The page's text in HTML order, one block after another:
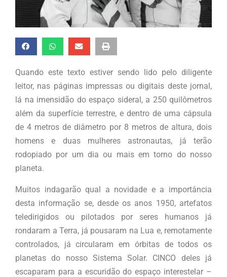
Quando este texto estiver sendo lido pelo diligente
leitor, nas páginas impressas ou digitais deste jornal,
lá na imensidão do espaço sideral, a 250 quilômetros
além da superfície terrestre, e dentro de uma cápsula
de 4 metros de diâmetro por 8 metros de altura, dois
homens e duas mulheres astronautas, já terão
rodopiado por um dia ou mais em torno do nosso
planeta.
Muitos indagarão qual a novidade e a importância
desta informação se, desde os anos 1950, artefatos
teledirigidos ou pilotados por seres humanos já
rondaram a Terra, já pousaram na Lua e, remotamente
controlados, já circularam em órbitas de todos os
planetas do nosso Sistema Solar. CINCO deles já
escaparam para a escuridão do espaço interestelar –